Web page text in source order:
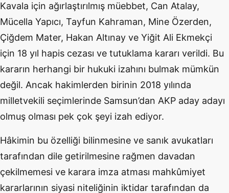
Kavala için ağırlaştırılmış müebbet, Can Atalay,
Mücella Yapıcı, Tayfun Kahraman, Mine Özerden,
Çiğdem Mater, Hakan Altınay ve Yiğit Ali Ekmekçi
için 18 yıl hapis cezası ve tutuklama kararı verildi. Bu
kararın herhangi bir hukuki izahını bulmak mümkün
değil. Ancak hakimlerden birinin 2018 yılında
milletvekili seçimlerinde Samsun’dan AKP aday adayı
olmuş olması pek çok şeyi izah ediyor.
Hâkimin bu özelliği bilinmesine ve sanık avukatları
tarafından dile getirilmesine rağmen davadan
çekilmemesi ve karara imza atması mahkûmiyet
kararlarının siyasi niteliğinin iktidar tarafından da